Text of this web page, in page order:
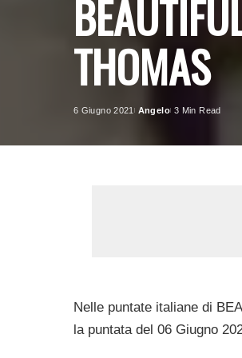
THOMAS
6 Giugno 2021
Posted
Angelo 3 Min Read
Nelle puntate italiane di
la puntata del 06 Giugno